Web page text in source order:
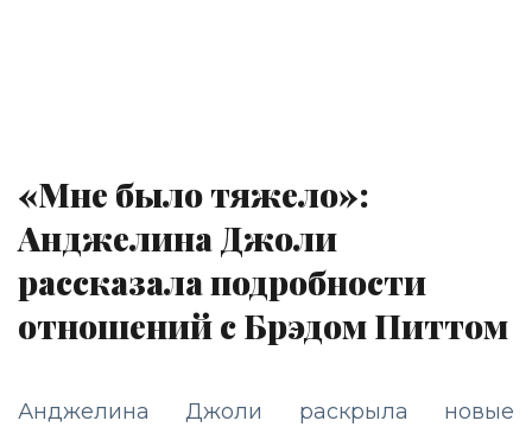
«Мне было тяжело»:
Анджелина Джоли
рассказала подробности
отношений с Брэдом Питтом
Анджелина Джоли раскрыла новые